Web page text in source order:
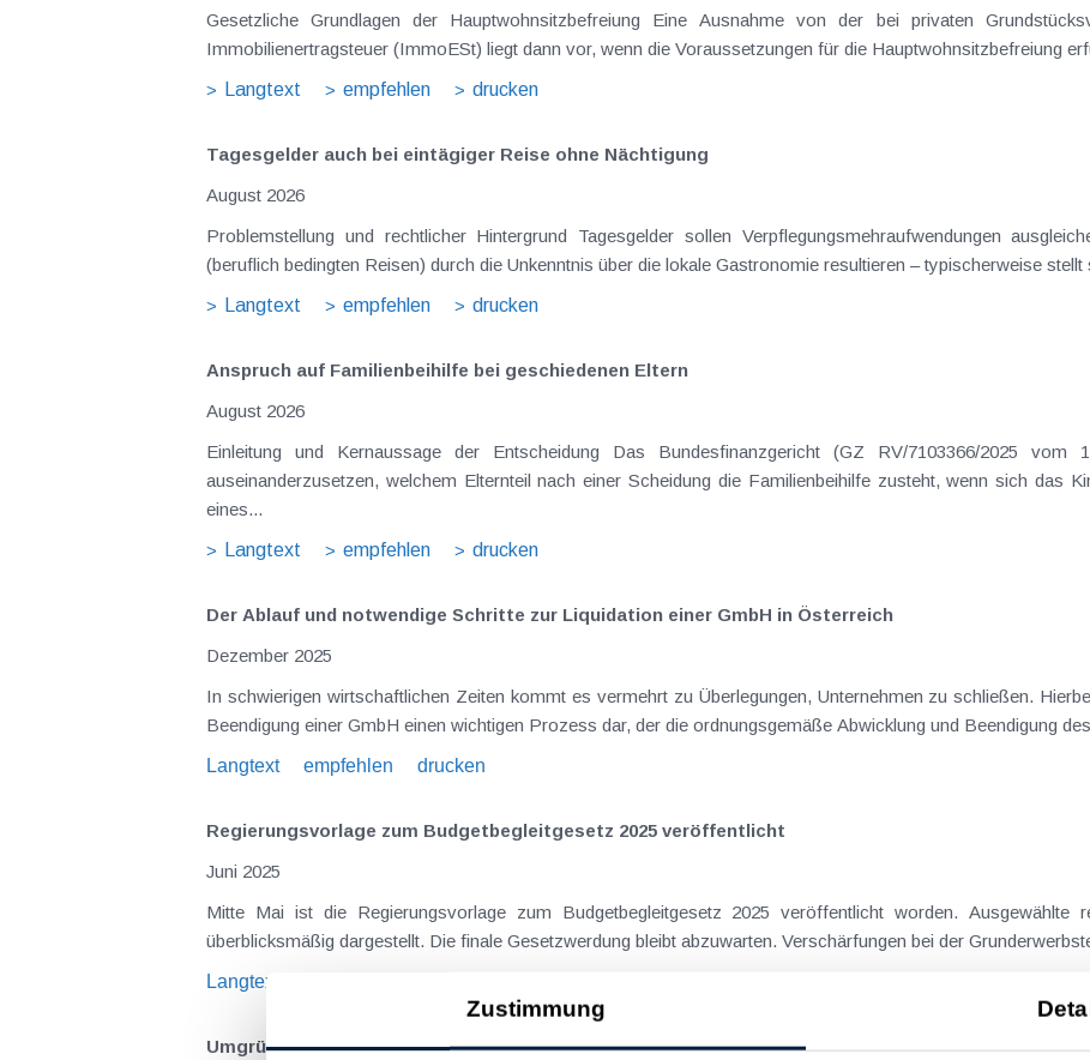
Zustimmung
Gesetzliche Grundlagen der Hauptwohnsitzbefreiung Eine Ausnahme von der bei privaten Grundstücksveräußerungen regelmäßig anfallenden
Immobilienertragsteuer (ImmoESt) liegt dann vor, wenn die Voraussetzungen für die Hauptwohnsitzbefreiung
Langtext
empfehlen drucken
Tagesgelder auch bei eintägiger Reise ohne Nächtigung
August 2026
Problemstellung und rechtlicher Hintergrund Tagesgelder sollen Verpflegungsmehraufwendungen ausgleichen, welche im Zuge von Dienstreisen
(beruflich bedingten Reisen) durch die Unkenntnis über die lokale Gastronomie resultieren – typischerweise
Langtext
empfehlen drucken
Anspruch auf Familienbeihilfe bei geschiedenen Eltern
August 2026
Einleitung und Kernaussage der Entscheidung Das Bundesfinanzgericht (GZ RV/7103366/2025 vom 10.02.2026) hatte sich mit der Frage
auseinanderzusetzen, welchem Elternteil nach einer Scheidung die Familienbeihilfe zusteht, wenn sich das
eines...
Langtext
empfehlen drucken
Der Ablauf und notwendige Schritte zur Liquidation einer GmbH in Österreich
Dezember 2025
In schwierigen wirtschaftlichen Zeiten kommt es vermehrt zu Überlegungen, Unternehmen zu schließen.
Beendigung einer GmbH einen wichtigen Prozess dar, der die ordnungsgemäße Abwicklung und Beendigung
Langtext
empfehlen drucken
Regierungsvorlage zum Budgetbegleitgesetz 2025 veröffentlicht
Juni 2025
Mitte Mai ist die Regierungsvorlage zum Budgetbegleitgesetz 2025 veröffentlicht worden. Ausgewählte
überblicksmäßig dargestellt. Die finale Gesetzwerdung bleibt abzuwarten. Verschärfungen bei der
Langtext
Umgründungen und Gruppenbesteuerung: Kein zeitlicher Unterschied zwischen Ablauf des